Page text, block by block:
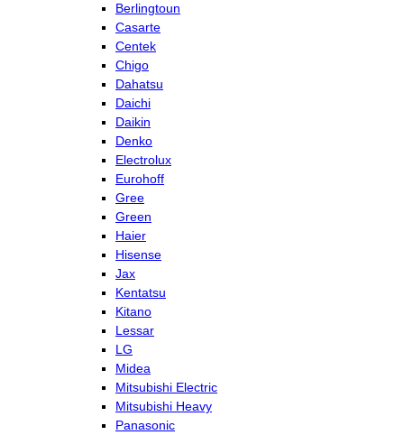
Berlingtoun
Casarte
Centek
Chigo
Dahatsu
Daichi
Daikin
Denko
Electrolux
Eurohoff
Gree
Green
Haier
Hisense
Jax
Kentatsu
Kitano
Lessar
LG
Midea
Mitsubishi Electric
Mitsubishi Heavy
Panasonic